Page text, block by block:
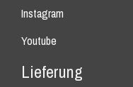
Instagram
Youtube
Lieferung